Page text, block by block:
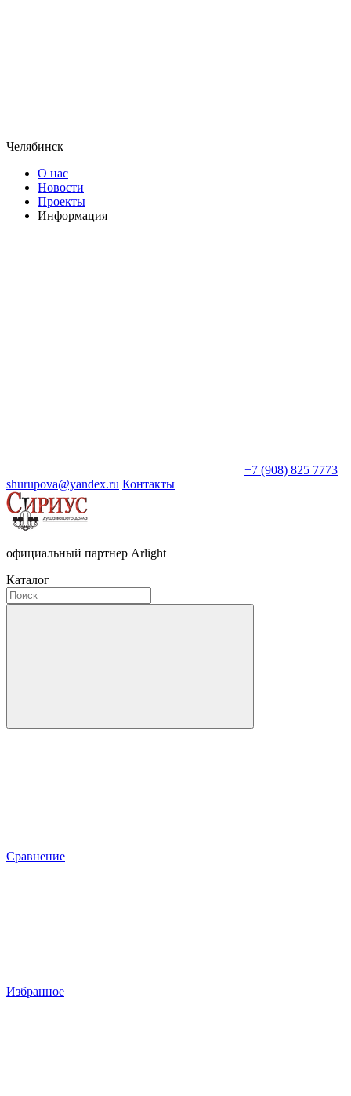
Челябинск
О нас
Новости
Проекты
Информация
+7 (908) 825 7773
shurupova@yandex.ru Контакты
официальный партнер Arlight
Каталог
Сравнение
Избранное